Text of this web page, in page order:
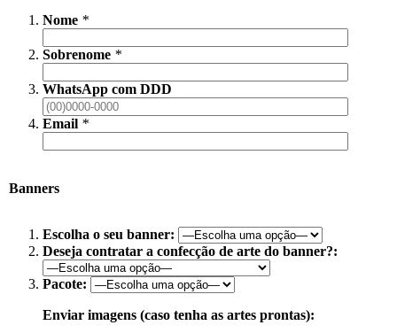
Nome *
Sobrenome *
WhatsApp com DDD
Email *
Banners
Escolha o seu banner:
Deseja contratar a confecção de arte do banner?:
Pacote:
Enviar imagens (caso tenha as artes prontas):